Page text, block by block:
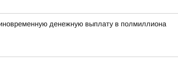
денежную выплату в полмиллиона